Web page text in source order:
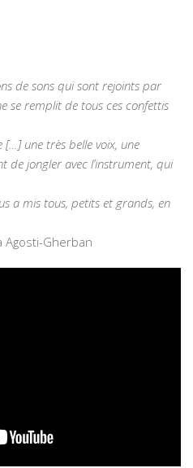
de sons qui sont rejoints par
se remplit de tous ces confettis
[…] une très belle voix, une
de jongler avec l’instrument, qui
a mis tous, petits et grands, en
Agosti-Gherban